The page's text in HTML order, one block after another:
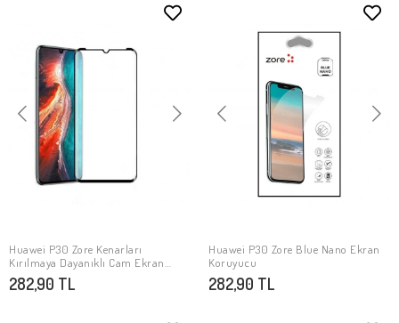
SEPETE EKLE
Huawei P30 Zore Kenarları
Kırılmaya Dayanıklı Cam Ekran
Koruyucu
282,90 TL
SEPETE EKLE
Huawei P30 Zore Blue Nano Ekran
Koruyucu
282,90 TL